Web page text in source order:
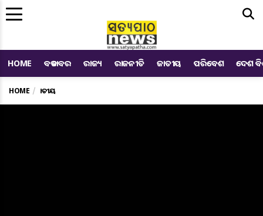
HOME ବଡ ଖବର ରାଜ୍ୟ ରାଜନୀତି ଜାତୀୟ ପରିବେଶ ଦେଶ
HOME ଜାତୀୟ